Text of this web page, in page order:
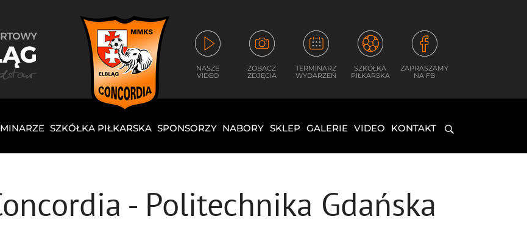
NASZE
VIDEO
ZOBACZ
ZDJĘCIA
TERMINARZ
WYDARZEŃ
SZKÓŁKA
PIŁKARSKA
ZAPRASZAMY
NA FB
SZKÓŁKA PIŁKARSKA SPONSORZY NABORY SKLEP GALERIE VIDEO KONTAKT
- Politechnika Gdańska